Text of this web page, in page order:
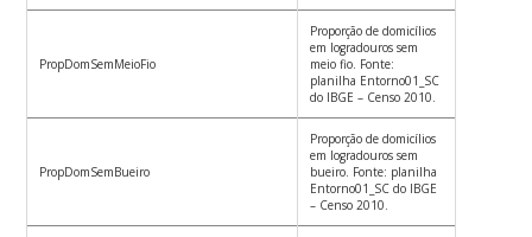
PropDomSemMeioFio
Proporção de domicílios
em logradouros sem
meio fio. Fonte:
planilha Entorno01_SC
do IBGE – Censo 2010.
PropDomSemBueiro
Proporção de domicílios
em logradouros sem
bueiro. Fonte: planilha
Entorno01_SC do IBGE
– Censo 2010.